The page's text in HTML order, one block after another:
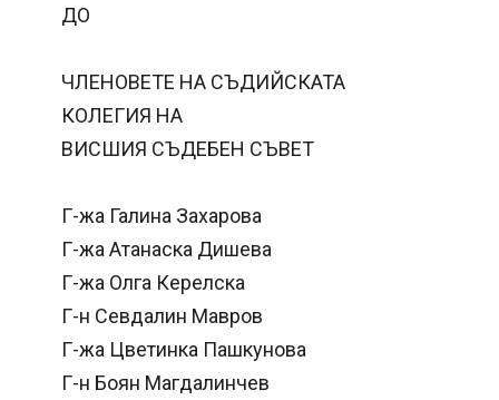
ДО
ЧЛЕНОВЕТЕ НА СЪДИЙСКАТА
КОЛЕГИЯ НА
ВИСШИЯ СЪДЕБЕН СЪВЕТ
Г-жа Галина Захарова
Г-жа Атанаска Дишева
Г-жа Олга Керелска
Г-н Севдалин Мавров
Г-жа Цветинка Пашкунова
Г-н Боян Магдалинчев